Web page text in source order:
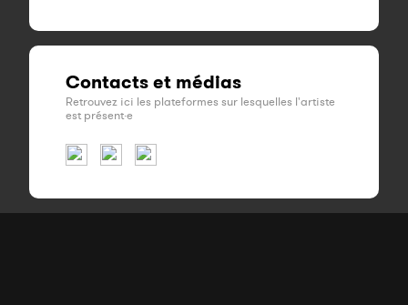
Contacts et médias
Retrouvez ici les plateformes sur lesquelles l'artiste
est présent·e